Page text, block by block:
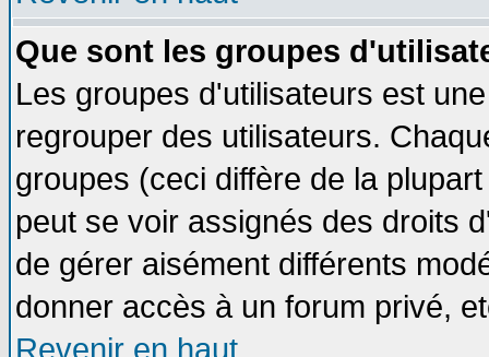
Que sont les groupes
Les groupes d'utilisateurs est
regrouper des utilisateurs.
groupes (ceci diffère de la
peut se voir assignés des droits
de gérer aisément différents
donner accès à un forum privé,
Revenir en haut